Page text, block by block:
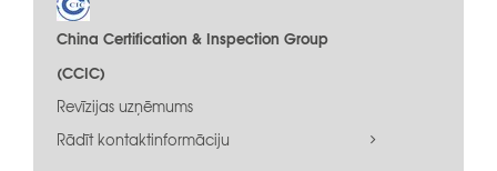
China Certification & Inspection Group
(CCIC)
Revīzijas uzņēmums
Rādīt kontaktinformāciju